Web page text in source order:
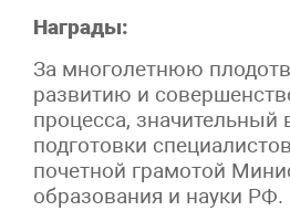
Награды:
За многолетнюю
развитию и
процесса, значительный
подготовки
почетной грамотой
образования и науки РФ.